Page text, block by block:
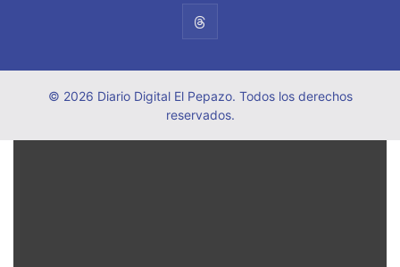
© 2026 Diario Digital El Pepazo. Todos los derechos
reservados.